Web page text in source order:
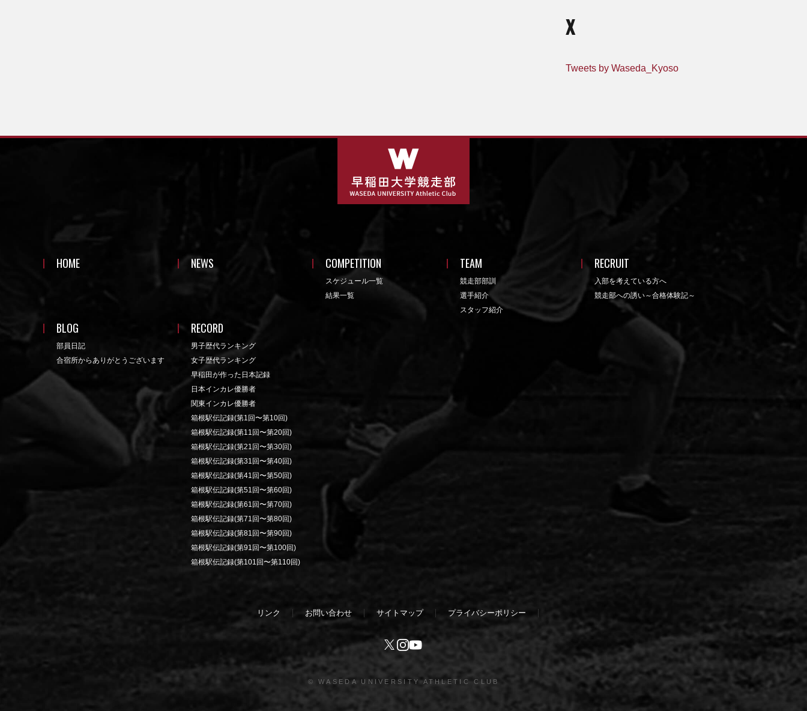
X
Tweets by Waseda_Kyoso
HOME NEWS COMPETITION
スケジュール一覧
結果一覧
TEAM
競走部部訓
選手紹介
スタッフ紹介
RECRUIT
入部を考えている方へ
競走部への誘い～合格体験記～
BLOG
部員日記
合宿所からありがとうございます
RECORD
男子歴代ランキング
女子歴代ランキング
早稲田が作った日本記録
日本インカレ優勝者
関東インカレ優勝者
箱根駅伝記録(第1回〜第10回)
箱根駅伝記録(第11回〜第20回)
箱根駅伝記録(第21回〜第30回)
箱根駅伝記録(第31回〜第40回)
箱根駅伝記録(第41回〜第50回)
箱根駅伝記録(第51回〜第60回)
箱根駅伝記録(第61回〜第70回)
箱根駅伝記録(第71回〜第80回)
箱根駅伝記録(第81回〜第90回)
箱根駅伝記録(第91回〜第100回)
箱根駅伝記録(第101回〜第110回)
リンク お問い合わせ サイトマップ プライバシーポリシー
Instagram
© WASEDA UNIVERSITY ATHLETIC CLUB